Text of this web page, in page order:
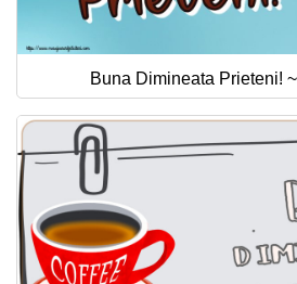
Buna Dimineata Prieteni!